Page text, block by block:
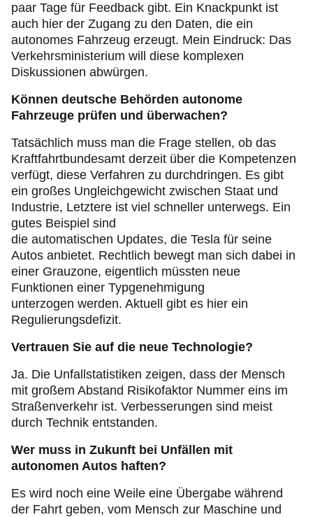
paar Tage für Feedback gibt. Ein Knackpunkt ist
auch hier der Zugang zu den Daten, die ein
autonomes Fahrzeug erzeugt. Mein Eindruck: Das
Verkehrsministerium will diese komplexen
Diskussionen abwürgen.
Können deutsche Behörden autonome
Fahrzeuge prüfen und überwachen?
Tatsächlich muss man die Frage stellen, ob das
Kraftfahrtbundesamt derzeit über die Kompetenzen
verfügt, diese Verfahren zu durchdringen. Es gibt
ein großes Ungleichgewicht zwischen Staat und
Industrie, Letztere ist viel schneller unterwegs. Ein
gutes Beispiel sind
die automatischen Updates, die Tesla für seine
Autos anbietet. Rechtlich bewegt man sich dabei in
einer Grauzone, eigentlich müssten neue
Funktionen einer Typgenehmigung
unterzogen werden. Aktuell gibt es hier ein
Regulierungsdefizit.
Vertrauen Sie auf die neue Technologie?
Ja. Die Unfallstatistiken zeigen, dass der Mensch
mit großem Abstand Risikofaktor Nummer eins im
Straßenverkehr ist. Verbesserungen sind meist
durch Technik entstanden.
Wer muss in Zukunft bei Unfällen mit
autonomen Autos haften?
Es wird noch eine Weile eine Übergabe während
der Fahrt geben, vom Mensch zur Maschine und